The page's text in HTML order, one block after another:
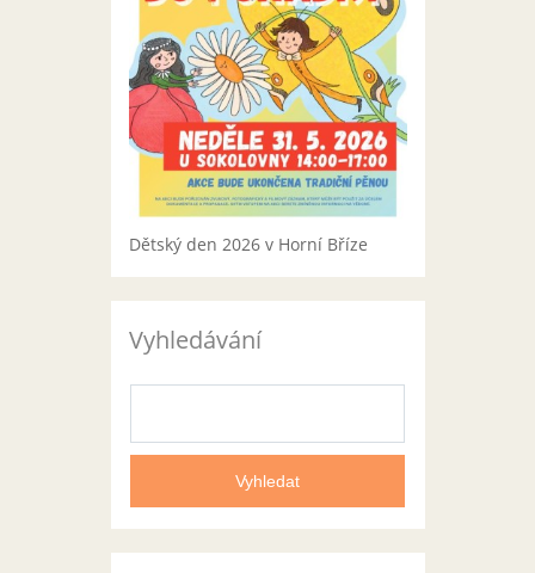
Dětský den 2026 v Horní Bříze
Vyhledávání